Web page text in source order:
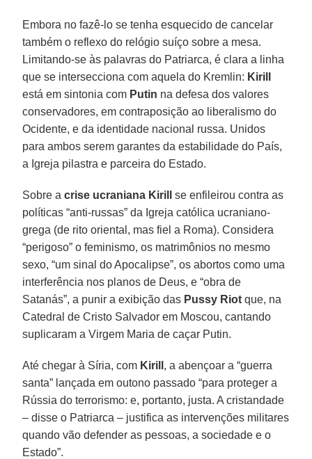
Embora no fazê-lo se tenha esquecido de cancelar
também o reflexo do relógio suíço sobre a mesa.
Limitando-se às palavras do Patriarca, é clara a linha
que se intersecciona com aquela do Kremlin: Kirill
está em sintonia com Putin na defesa dos valores
conservadores, em contraposição ao liberalismo do
Ocidente, e da identidade nacional russa. Unidos
para ambos serem garantes da estabilidade do País,
a Igreja pilastra e parceira do Estado.
Sobre acrise ucraniana Kirill
se enfileirou contra as
políticas “anti-russas” da Igreja católica ucraniano-
grega (de rito oriental, mas fiel a Roma). Considera
“perigoso” o feminismo, os matrimônios no mesmo
sexo, “um sinal do Apocalipse”, os abortos como uma
interferência nos planos de Deus, e “obra de
Satanás”, a punir a exibição das Pussy Riot que, na
Catedral de Cristo Salvador em Moscou, cantando
suplicaram a Virgem Maria de caçar Putin.
Até chegar à Síria, com Kirill , a abençoar a “guerra
santa” lançada em outono passado “para proteger a
Rússia do terrorismo: e, portanto, justa. A cristandade
– disse o Patriarca – justifica as intervenções militares
quando vão defender as pessoas, a sociedade e o
Estado”.